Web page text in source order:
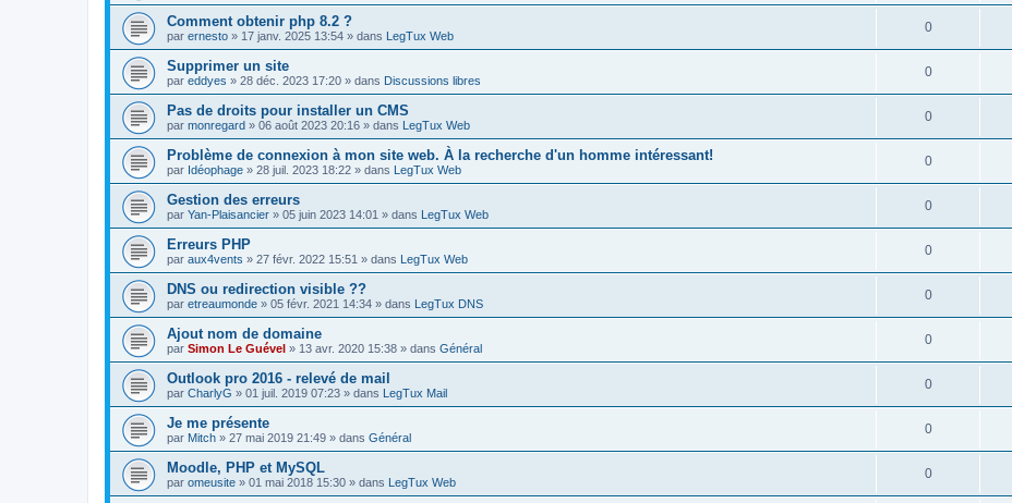
Comment obtenir php 8.2 ?
par ernesto » 17 janv. 2025 13:54 » dans LegTux Web
0
Supprimer un site
par eddyes » 28 déc. 2023 17:20 » dans Discussions libres
0
Pas de droits pour installer un CMS
par monregard » 06 août 2023 20:16 » dans LegTux Web
0
Problème de connexion à mon site web. À la recherche d'un homme intéressant!
par Idéophage » 28 juil. 2023 18:22 » dans LegTux Web
0
Gestion des erreurs
par Yan-Plaisancier » 05 juin 2023 14:01 » dans LegTux Web
0
Erreurs PHP
par aux4vents » 27 févr. 2022 15:51 » dans LegTux Web
0
DNS ou redirection visible ??
par etreaumonde » 05 févr. 2021 14:34 » dans LegTux DNS
0
Ajout nom de domaine
par Simon Le Guével » 13 avr. 2020 15:38 » dans Général
0
Outlook pro 2016 - relevé de mail
par CharlyG » 01 juil. 2019 07:23 » dans LegTux Mail
0
Je me présente
par Mitch » 27 mai 2019 21:49 » dans Général
0
Moodle, PHP et MySQL
par omeusite » 01 mai 2018 15:30 » dans LegTux Web
0